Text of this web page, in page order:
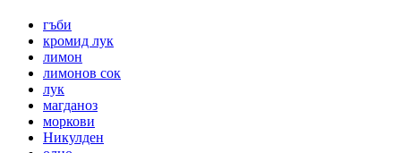
гъби
кромид лук
лимон
лимонов сок
лук
магданоз
моркови
Никулден